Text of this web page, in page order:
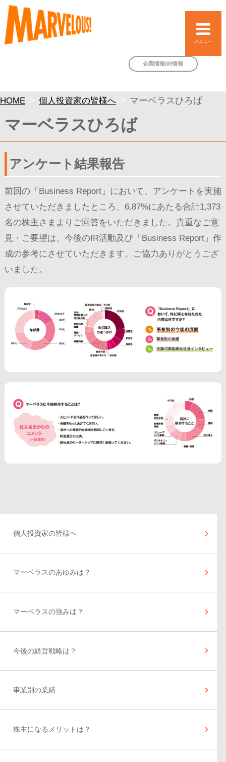
メニュー
企業情報/IR情報
HOME 個人投資家の皆様へ マーベラスひろば
マーベラスひろば
アンケート結果報告
前回の「Business Report」において、アンケートを実施
させていただきましたところ、6.87%にあたる合計1,373
名の株主さまよりご回答をいただきました。貴重なご意
見・ご要望は、今後のIR活動及び「Business Report」作
成の参考にさせていただきます。ご協力ありがとうござ
いました。
個人投資家の皆様へ
マーベラスのあゆみは？
マーベラスの強みは？
今後の経営戦略は？
事業別の業績
株主になるメリットは？